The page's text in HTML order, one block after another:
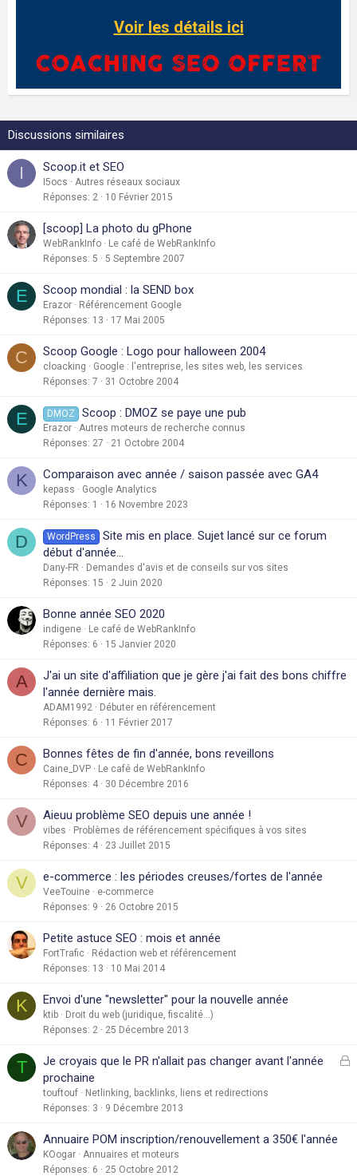
Voir les détails ici
Discussions similaires
I Scoop.it et SEO
I5ocs
Autres réseaux sociaux
Réponses 2 10 Février 2015
[scoop] La photo du gPhone
WebRankInfo
Le café de WebRankInfo
Réponses 5 5 Septembre 2007
E Scoop mondial : la SEND box
Erazor
Référencement Google
Réponses 13 17 Mai 2005
C Scoop Google : Logo pour halloween 2004
cloacking
Google : l'entreprise, les sites web, les services
Réponses 7 31 Octobre 2004
E DMOZ Scoop : DMOZ se paye une pub
Erazor
Autres moteurs de recherche connus
Réponses 27 21 Octobre 2004
K Comparaison avec année / saison passée avec GA4
kepass
Google Analytics
Réponses 1 16 Novembre 2023
D WordPress
Site mis en place. Sujet lancé sur ce forum
début d'année...
Dany-FR
Demandes d'avis et de conseils sur vos sites
Réponses 15 2 Juin 2020
Bonne année SEO 2020
indigene
Le café de WebRankInfo
Réponses 6 15 Janvier 2020
A
J'ai un site d'affiliation que je gère j'ai fait des bons chiffre
l'année dernière mais.
ADAM1992
Débuter en référencement
Réponses 6 11 Février 2017
C Bonnes fêtes de fin d'année, bons reveillons
Caine_DVP
Le café de WebRankInfo
Réponses 4 30 Décembre 2016
V Aieuu problème SEO depuis une année !
vibes
Problèmes de référencement spécifiques à vos sites
Réponses 4 23 Juillet 2015
V e-commerce : les périodes creuses/fortes de l'année
VeeTouine
e-commerce
Réponses 9 26 Octobre 2015
Petite astuce SEO : mois et année
FortTrafic
Rédaction web et référencement
Réponses 13 10 Mai 2014
K Envoi d'une "newsletter" pour la nouvelle année
ktib
Droit du web (juridique, fiscalité...)
Réponses 2 25 Décembre 2013
T
F
Je croyais que le PR n'allait pas changer avant l'année
prochaine
touftouf
Netlinking, backlinks, liens et redirections
Réponses 3 9 Décembre 2013
Annuaire POM inscription/renouvellement a 350€ l'année
KOogar
Annuaires et moteurs
Réponses 6 25 Octobre 2012